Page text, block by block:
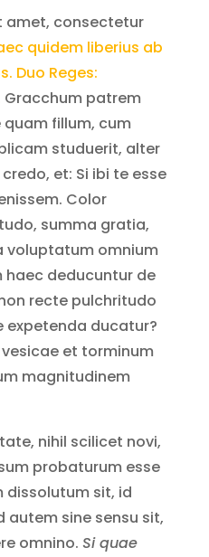
amet, consectetur
quidem liberius ab
Duo Reges:
Gracchum patrem
fillum, cum
studuerit, alter
et: Si ibi te esse
Color
summa gratia,
voluptatum omnium
haec deducuntur de
recte pulchritudo
expetenda ducatur?
et torminum
magnitudinem
nihil scilicet novi,
probaturum esse
dissolutum sit, id
autem sine sensu sit,
omnino. Si quae